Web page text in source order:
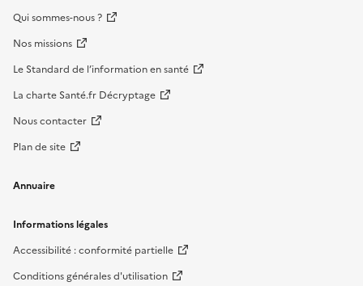
Qui sommes-nous ?
Nos missions
Le Standard de l’information en santé
La charte Santé.fr Décryptage
Nous contacter
Plan de site
Annuaire
Informations légales
Accessibilité : conformité partielle
Conditions générales d'utilisation